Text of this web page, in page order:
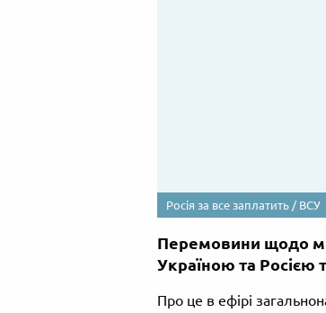
Росія за все заплатить / ВСУ
Перемовини щодо
Україною та Росією
Про це в ефірі